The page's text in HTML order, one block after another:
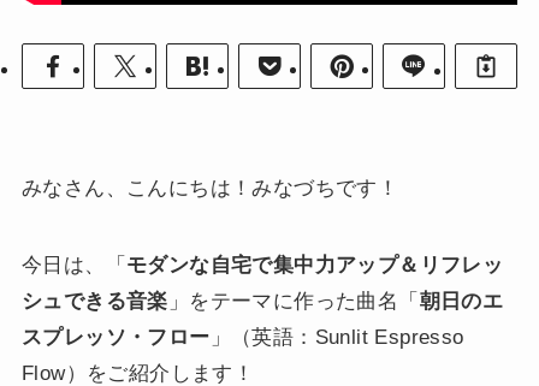
みなさん、こんにちは！みなづちです！
今日は、「 モダンな自宅で集中力アップ＆リフレッ
シュできる音楽 」をテーマに作った曲名「 朝日のエ
スプレッソ・フロー 」（英語：Sunlit Espresso
Flow）をご紹介します！